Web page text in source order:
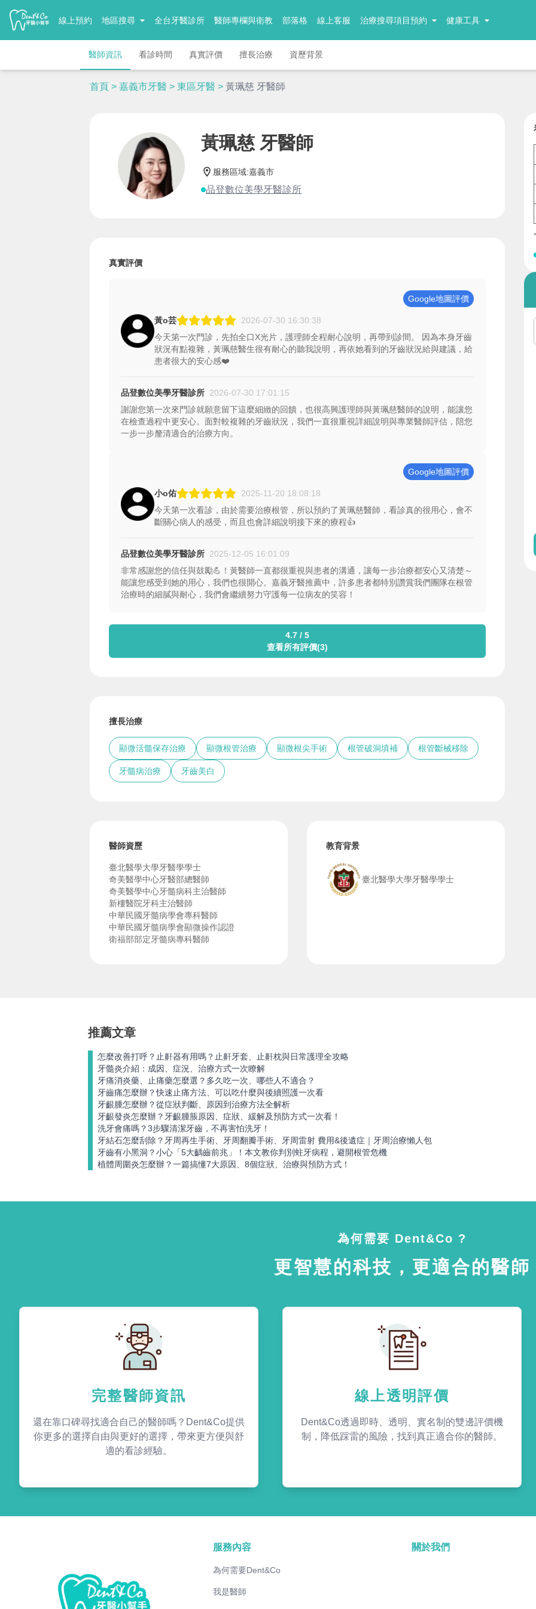
線上預約 地區搜尋 全台牙醫診所 醫師專欄與衛教 部落格 線上客服 治療搜尋項目預約 健康工具
醫師資訊 看診時間 真實評價 擅長治療 資歷背景
首頁 > 嘉義市牙醫 > 東區牙醫 > 黃珮慈 牙醫師
黃珮慈 牙醫師
服務區域:嘉義市
品登數位美學牙醫診所
真實評價
Google地圖評價
黃o芸
2026-07-30 16:30:38
今天第一次門診，先拍全口X光片，護理師全程耐心說明，再帶到診間。 因為本身牙齒
狀況有點複雜，黃珮慈醫生很有耐心的聽我說明，再依她看到的牙齒狀況給與建議，給
患者很大的安心感❤️
品登數位美學牙醫診所 2026-07-30 17:01:15
謝謝您第一次來門診就願意留下這麼細緻的回饋，也很高興護理師與黃珮慈醫師的說明，能讓您
在檢查過程中更安心。面對較複雜的牙齒狀況，我們一直很重視詳細說明與專業醫師評估，陪您
一步一步釐清適合的治療方向。
Google地圖評價
小o佑
2025-11-20 18:08:18
今天第一次看診，由於需要治療根管，所以預約了黃珮慈醫師，看診真的很用心，會不
斷關心病人的感受，而且也會詳細說明接下來的療程👍
品登數位美學牙醫診所 2025-12-05 16:01:09
非常感謝您的信任與鼓勵💪！黃醫師一直都很重視與患者的溝通，讓每一步治療都安心又清楚～
能讓您感受到她的用心，我們也很開心。嘉義牙醫推薦中，許多患者都特別讚賞我們團隊在根管
治療時的細膩與耐心，我們會繼續努力守護每一位病友的笑容！
4.7 / 5
查看所有評價(3)
擅長治療
顯微活髓保存治療 顯微根管治療 顯微根尖手術 根管破洞填補 根管斷械移除
牙髓病治療 牙齒美白
醫師資歷
臺北醫學大學牙醫學學士
奇美醫學中心牙醫部總醫師
奇美醫學中心牙髓病科主治醫師
新樓醫院牙科主治醫師
中華民國牙髓病學會專科醫師
中華民國牙髓病學會顯微操作認證
衛福部部定牙髓病專科醫師
教育背景
臺北醫學大學牙醫學學士
推薦文章
怎麼改善打呼？止鼾器有用嗎？止鼾牙套、止鼾枕與日常護理全攻略
牙髓炎介紹：成因、症況、治療方式一次瞭解
牙痛消炎藥、止痛藥怎麼選？多久吃一次、哪些人不適合？
牙齒痛怎麼辦？快速止痛方法、可以吃什麼與後續照護一次看
牙齦腫怎麼辦？從症狀判斷、原因到治療方法全解析
牙齦發炎怎麼辦？牙齦腫脹原因、症狀、緩解及預防方式一次看！
洗牙會痛嗎？3步驟清潔牙齒，不再害怕洗牙！
牙結石怎麼刮除？牙周再生手術、牙周翻瓣手術、牙周雷射 費用&後遺症｜牙周治療懶人包
牙齒有小黑洞？小心「5大齲齒前兆」！本文教你判別蛀牙病程，避開根管危機
植體周圍炎怎麼辦？一篇搞懂7大原因、8個症狀、治療與預防方式！
為何需要 Dent&Co ?
更智慧的科技，更適合的醫師
完整醫師資訊
還在靠口碑尋找適合自己的醫師嗎？Dent&Co提供
你更多的選擇自由與更好的選擇，帶來更方便與舒
適的看診經驗。
線上透明評價
Dent&Co透過即時、透明、實名制的雙邊評價機
制，降低踩雷的風險，找到真正適合你的醫師。
服務內容
為何需要Dent&Co
我是醫師
關於我們